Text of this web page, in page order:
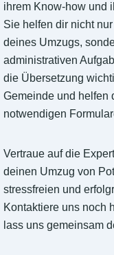
ihrem Know-how und
Sie helfen dir nicht
deines Umzugs,
administrativen
die Übersetzung
Gemeinde und helfen
notwendigen
Vertraue auf die
deinen Umzug von
stressfreien und
Kontaktiere uns noch
lass uns gemeinsam